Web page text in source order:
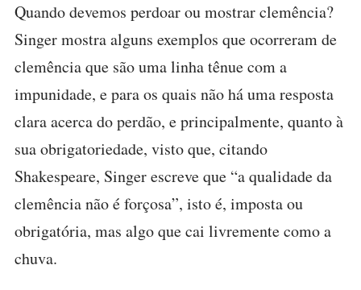
Quando devemos perdoar ou mostrar clemência?
Singer mostra alguns exemplos que ocorreram de
clemência que são uma linha tênue com a
impunidade, e para os quais não há uma resposta
clara acerca do perdão, e principalmente, quanto à
sua obrigatoriedade, visto que, citando
Shakespeare, Singer escreve que “a qualidade da
clemência não é forçosa”, isto é, imposta ou
obrigatória, mas algo que cai livremente como a
chuva.